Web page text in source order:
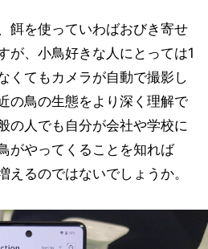
餌を使っていわばおびき寄せ
が、小鳥好きな人にとっては1
くてもカメラが自動で撮影し
の鳥の生態をより深く理解で
の人でも自分が会社や学校に
がやってくることを知れば
えるのではないでしょうか。